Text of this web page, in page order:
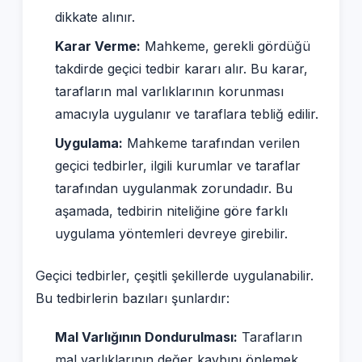
dikkate alınır.
Karar Verme: Mahkeme, gerekli gördüğü
takdirde geçici tedbir kararı alır. Bu karar,
tarafların mal varlıklarının korunması
amacıyla uygulanır ve taraflara tebliğ edilir.
Uygulama: Mahkeme tarafından verilen
geçici tedbirler, ilgili kurumlar ve taraflar
tarafından uygulanmak zorundadır. Bu
aşamada, tedbirin niteliğine göre farklı
uygulama yöntemleri devreye girebilir.
Geçici tedbirler, çeşitli şekillerde uygulanabilir.
Bu tedbirlerin bazıları şunlardır:
Mal Varlığının Dondurulması: Tarafların